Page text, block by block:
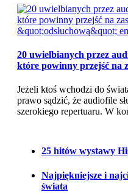
20 uwielbianych przez
które powinny przejść na
Jeżeli ktoś wchodzi do
prawo sądzić, że audiofile
szerokiego repertuaru. W
25 hitów wystawy
Najpiękniejsze i
świata